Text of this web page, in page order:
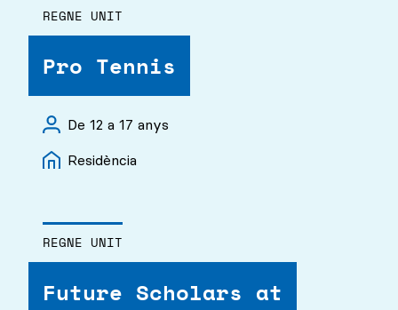
REGNE UNIT
Pro Tennis
De 12 a 17 anys
Residència
REGNE UNIT
Future Scholars at